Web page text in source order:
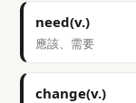
need(v.)
應該、需要
change(v.)